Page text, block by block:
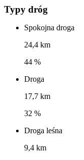
Typy dróg
Spokojna droga
24,4 km
44 %
Droga
17,7 km
32 %
Droga leśna
9,4 km